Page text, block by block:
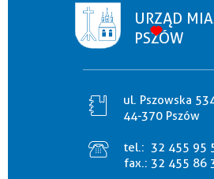
URZĄD
PSZÓW
ul. Pszowska
44-370 Pszów
tel.: 32 455 95
fax.: 32 455 86